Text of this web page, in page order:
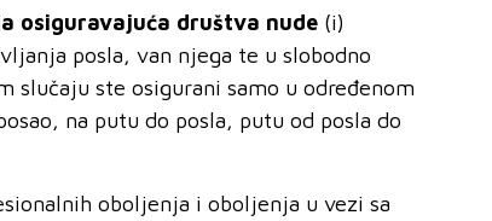
osiguravajuća društva nude (i)
posla, van njega te u slobodno
slučaju ste osigurani samo u određenom
na putu do posla, putu od posla do
oboljenja i oboljenja u vezi sa